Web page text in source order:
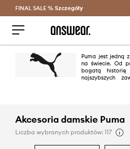
Oszczędzaj z
FINAL SALE % Szczegóły
Puma jest jedną
na świecie. Od
bogatą
najszybszych
Akcesoria damskie Puma
Liczba wybranych produktów: 117